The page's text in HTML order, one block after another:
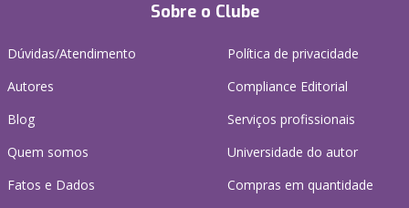
Sobre o Clube
Dúvidas/Atendimento
Autores
Blog
Quem somos
Fatos e Dados
Política de privacidade
Compliance Editorial
Serviços profissionais
Universidade do autor
Compras em quantidade